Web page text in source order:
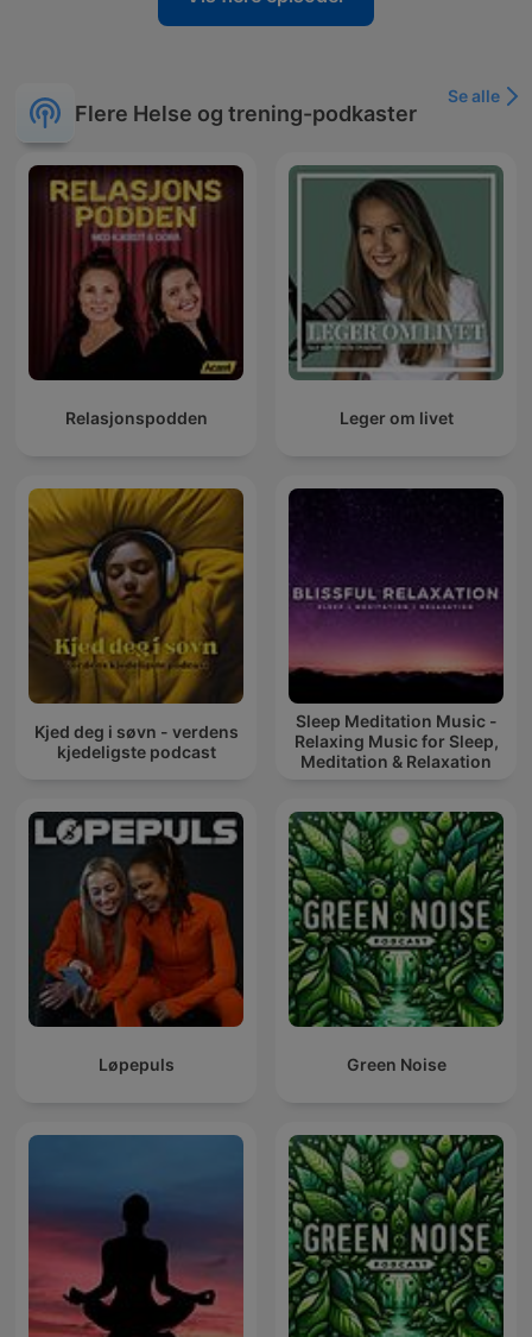
Flere Helse og trening-podkaster
Se alle
Relasjonspodden Leger om livet
Kjed deg i søvn - verdens
kjedeligste podcast
Sleep Meditation Music -
Relaxing Music for Sleep,
Meditation & Relaxation
Løpepuls Green Noise